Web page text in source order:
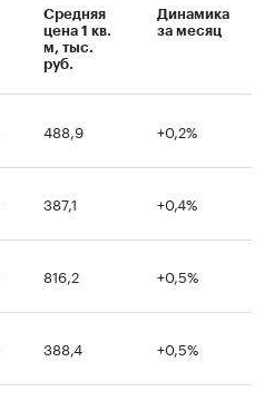
Средняя
цена 1 кв.
м, тыс.
руб.
Динамика
за месяц
488,9 +0,2%
387,1 +0,4%
816,2 +0,5%
388,4 +0,5%